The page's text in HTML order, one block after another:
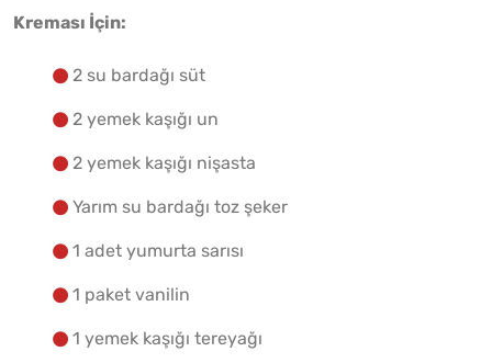
Kreması İçin:
2 su bardağı süt
2 yemek kaşığı un
2 yemek kaşığı nişasta
Yarım su bardağı toz şeker
1 adet yumurta sarısı
1 paket vanilin
1 yemek kaşığı tereyağı